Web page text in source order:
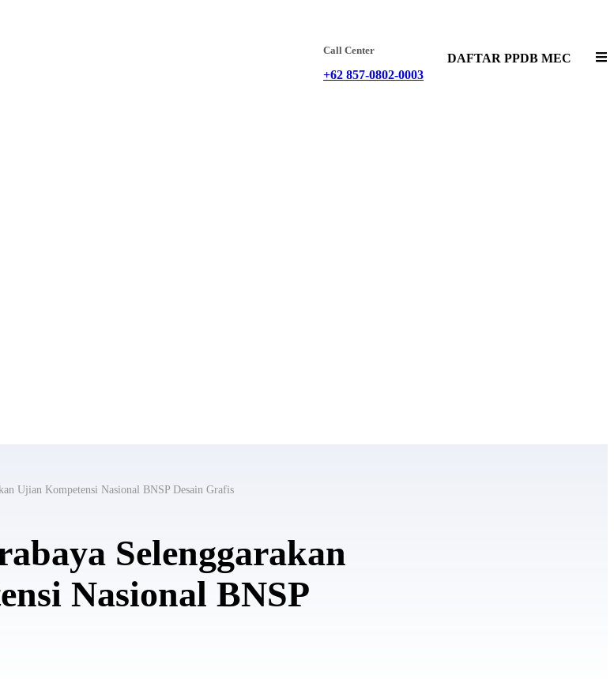
Call Center
+62 857-0802-0003
DAFTAR PPDB MEC
Ujian Kompetensi Nasional BNSP Desain Grafis
Selenggarakan
Nasional BNSP